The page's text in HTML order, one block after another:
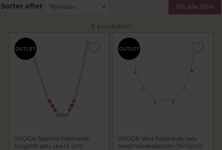
Sorter efter Vis alle filtre
8 produkter
OUTLET
WiOGA Saphira halskæde
forgyldt sølv (44+5 cm)
OUTLET
WiOGA Vera halskæde sølv
med halvædelsten (36+5cm)